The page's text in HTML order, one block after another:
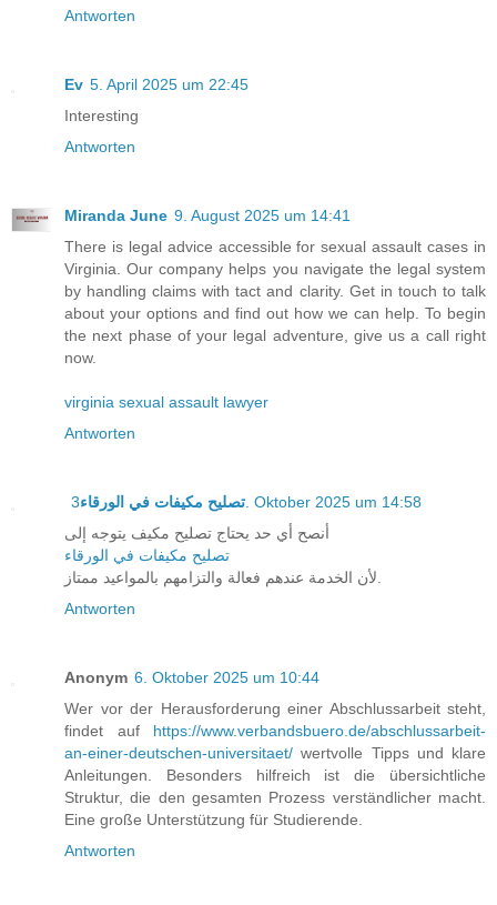
Antworten
Ev 5. April 2025 um 22:45
Interesting
Antworten
Miranda June 9. August 2025 um 14:41
There is legal advice accessible for sexual assault cases in
Virginia. Our company helps you navigate the legal system
by handling claims with tact and clarity. Get in touch to talk
about your options and find out how we can help. To begin
the next phase of your legal adventure, give us a call right
now.
virginia sexual assault lawyer
Antworten
تصليح مكيفات في الورقاء 3. Oktober 2025 um 14:58
أنصح أي حد يحتاج تصليح مكيف يتوجه إلى
تصليح مكيفات في الورقاء
Antworten
Anonym 6. Oktober 2025 um 10:44
Wer vor der Herausforderung einer Abschlussarbeit steht,
findet auf https://www.verbandsbuero.de/abschlussarbeit-
an-einer-deutschen-universitaet/ wertvolle Tipps und klare
Anleitungen. Besonders hilfreich ist die übersichtliche
Struktur, die den gesamten Prozess verständlicher macht.
Eine große Unterstützung für Studierende.
Antworten